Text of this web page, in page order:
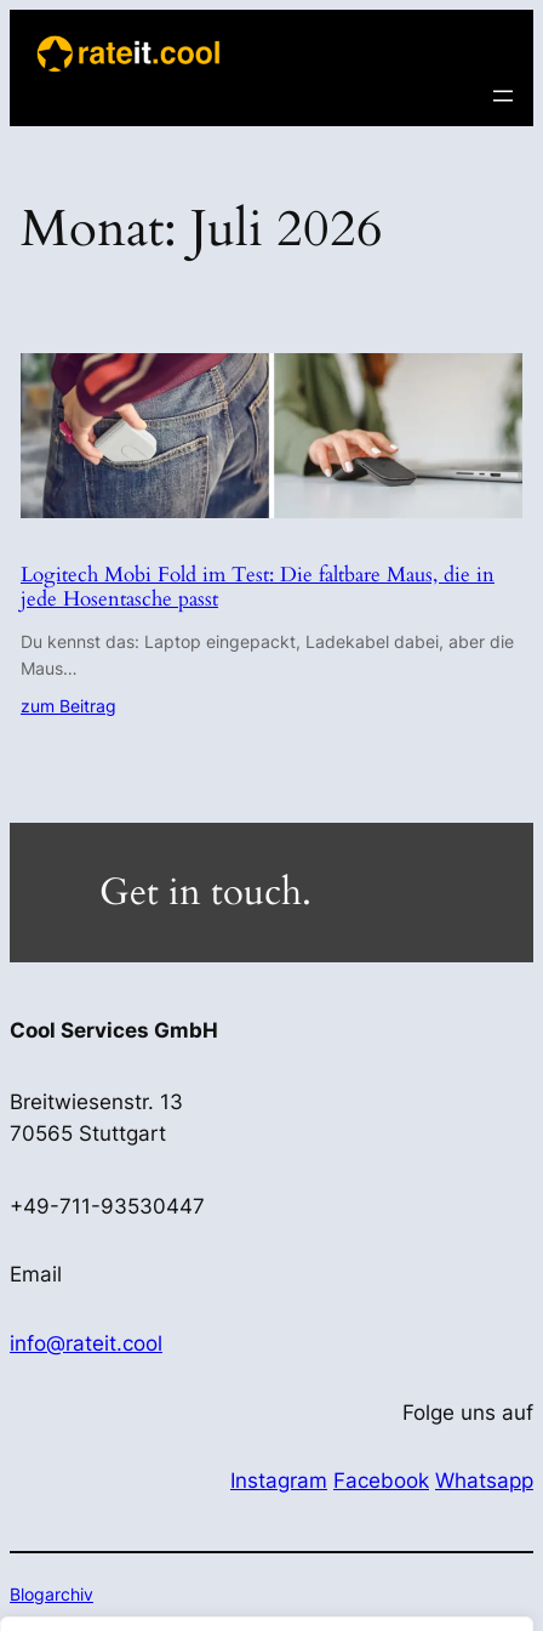
zum
Monat: Juli 2026
Logitech Mobi Fold im Test: Die faltbare Maus, die in
jede Hosentasche passt
Du kennst das: Laptop eingepackt, Ladekabel dabei, aber die
Maus…
zum Beitrag
Get in touch.
Cool Services GmbH
Breitwiesenstr. 13
70565 Stuttgart
+49-711-93530447
Email
info@rateit.cool
Folge uns auf
Instagram Facebook Whatsapp
Blogarchiv